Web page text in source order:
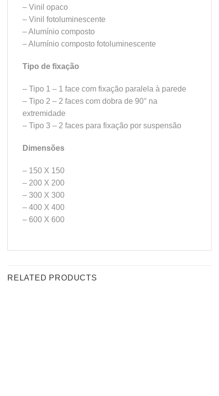
– Vinil opaco
– Vinil fotoluminescente
– Alumínio composto
– Alumínio composto fotoluminescente
Tipo de fixação
– Tipo 1 – 1 face com fixação paralela à parede
– Tipo 2 – 2 faces com dobra de 90° na
extremidade
– Tipo 3 – 2 faces para fixação por suspensão
Dimensões
– 150 X 150
– 200 X 200
– 300 X 300
– 400 X 400
– 600 X 600
RELATED PRODUCTS